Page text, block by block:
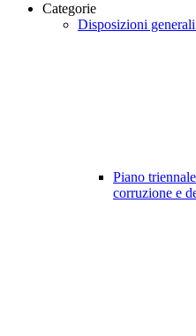
Categorie
Disposizioni generali
Piano
corruzione e